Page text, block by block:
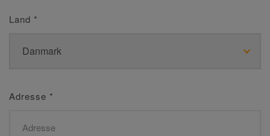
Land *
Adresse *